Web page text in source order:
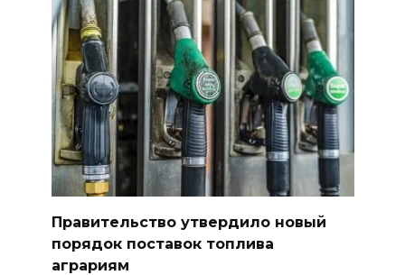
Правительство утвердило новый
порядок поставок топлива
аграриям